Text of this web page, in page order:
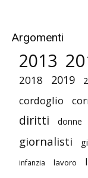
Argomenti
2013
2018 2019
cordoglio
diritti donne
giornalisti
infanzia lavoro